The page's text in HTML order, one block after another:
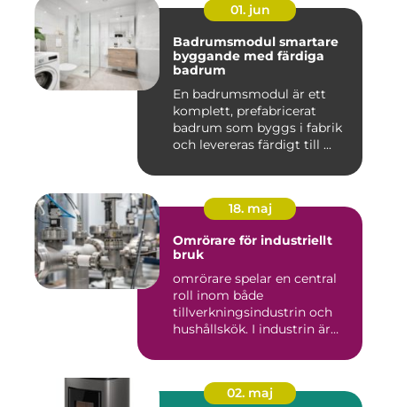
01. jun
Badrumsmodul smartare
byggande med färdiga
badrum
En badrumsmodul är ett
komplett, prefabricerat
badrum som byggs i fabrik
och levereras färdigt till ...
18. maj
Omrörare för industriellt
bruk
omrörare spelar en central
roll inom både
tillverkningsindustrin och
hushållskök. I industrin är
02. maj